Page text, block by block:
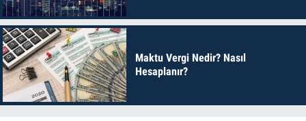
Maktu Vergi Nedir? Nasıl
Hesaplanır?